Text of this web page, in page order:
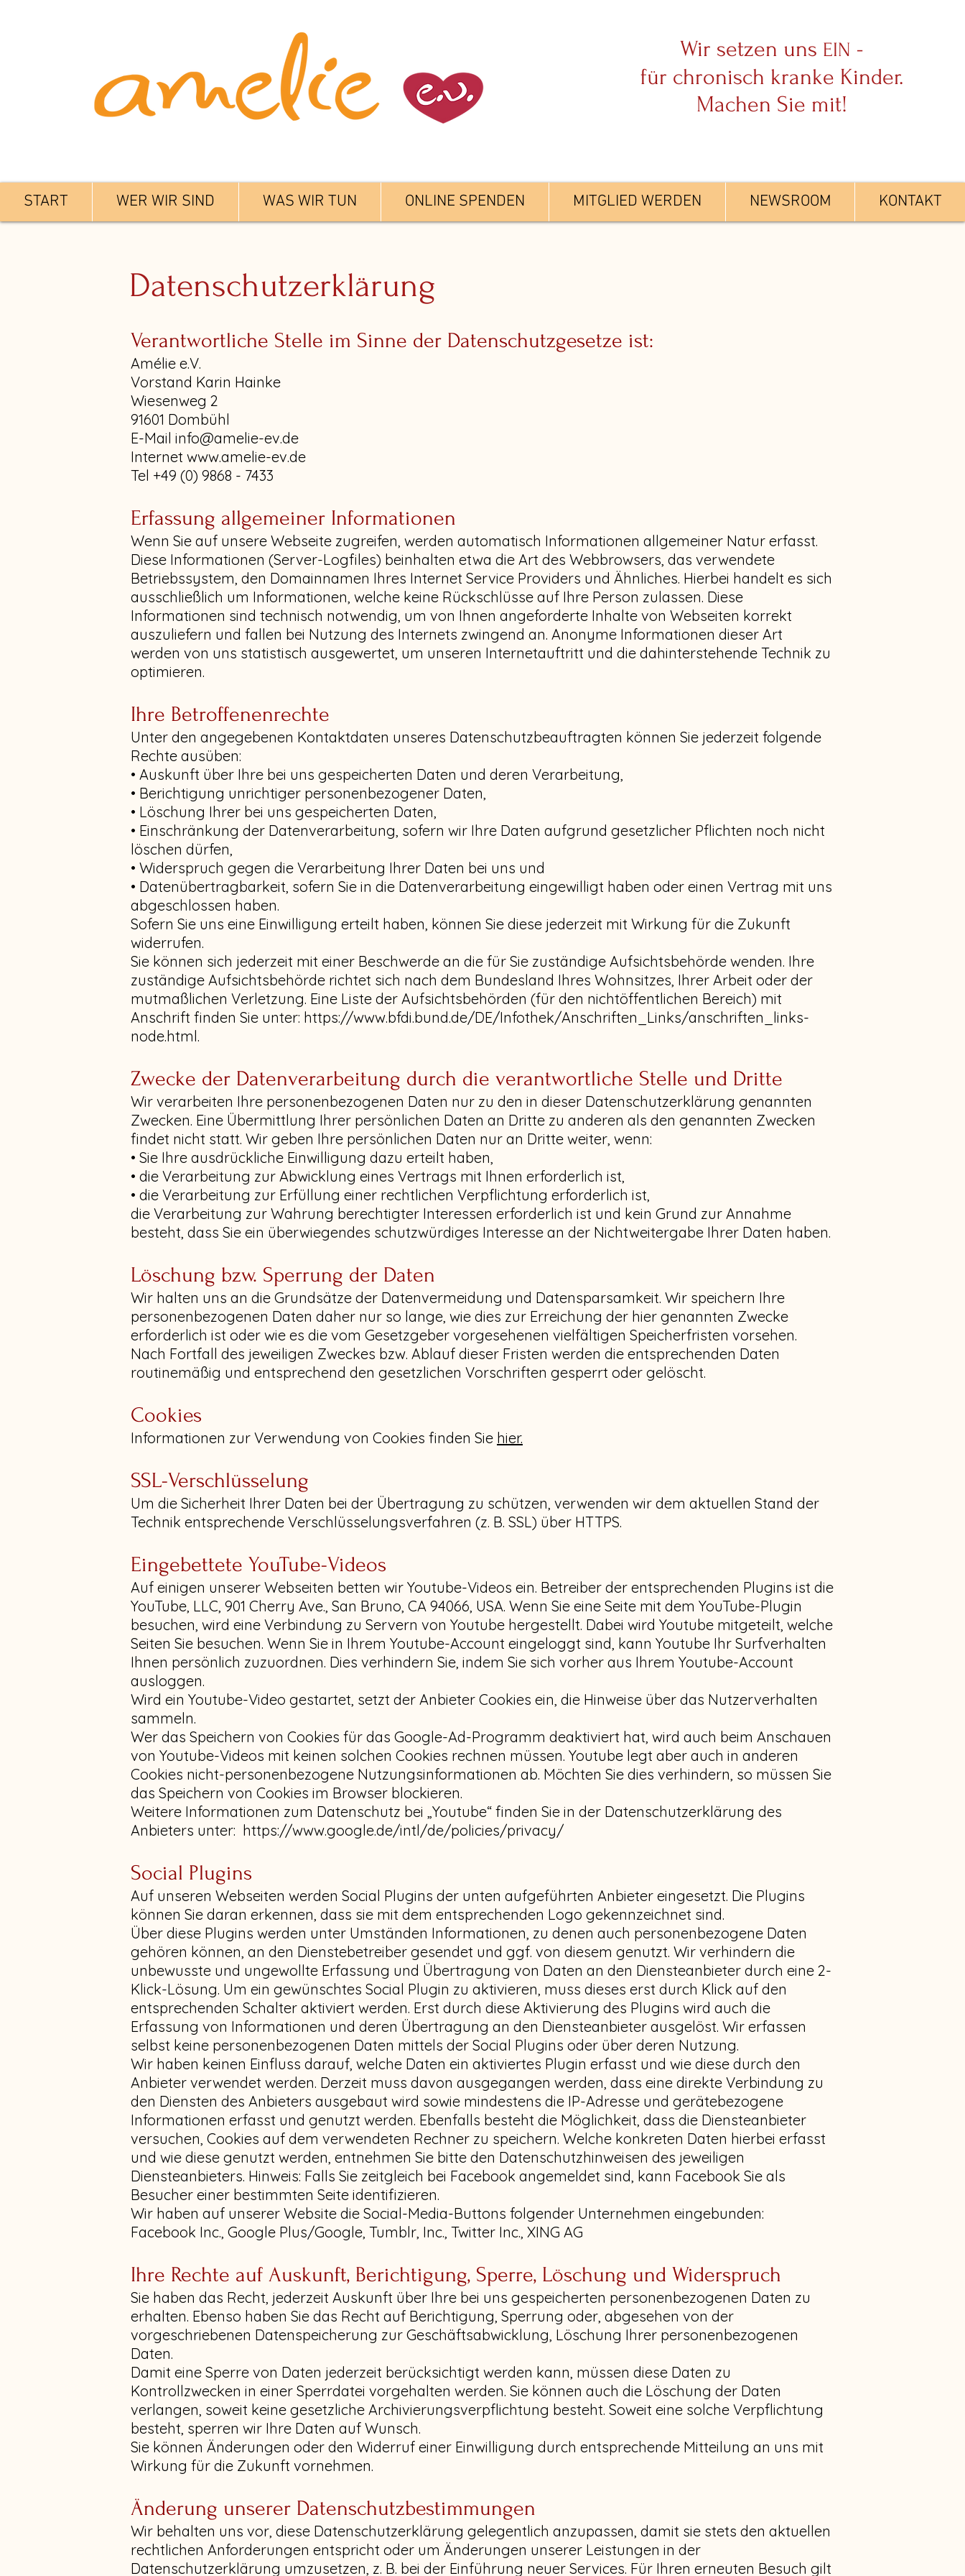
Wir setzen uns EIN -
für chronisch kranke Kinder.
Machen Sie mit!
START WER WIR SIND WAS WIR TUN ONLINE SPENDEN MITGLIED WERDEN NEWSROOM KONTAKT
Datenschutzerklärung
Verantwortliche Stelle im Sinne der Datenschutzgesetze ist:
Amélie e.V.
Vorstand Karin Hainke
Wiesenweg 2
91601 Dombühl
E-Mail info@amelie-ev.de
Internet www.amelie-ev.de
Tel +49 (0) 9868 - 7433
Erfassung allgemeiner Informationen
Wenn Sie auf unsere Webseite zugreifen, werden automatisch Informationen allgemeiner Natur erfasst.
Diese Informationen (Server-Logfiles) beinhalten etwa die Art des Webbrowsers, das verwendete
Betriebssystem, den Domainnamen Ihres Internet Service Providers und Ähnliches. Hierbei handelt es sich
ausschließlich um Informationen, welche keine Rückschlüsse auf Ihre Person zulassen. Diese
Informationen sind technisch notwendig, um von Ihnen angeforderte Inhalte von Webseiten korrekt
auszuliefern und fallen bei Nutzung des Internets zwingend an. Anonyme Informationen dieser Art
werden von uns statistisch ausgewertet, um unseren Internetauftritt und die dahinterstehende Technik zu
optimieren.
Ihre Betroffenenrechte
Unter den angegebenen Kontaktdaten unseres Datenschutzbeauftragten können Sie jederzeit folgende
Rechte ausüben:
• Auskunft über Ihre bei uns gespeicherten Daten und deren Verarbeitung,
• Berichtigung unrichtiger personenbezogener Daten,
• Löschung Ihrer bei uns gespeicherten Daten,
• Einschränkung der Datenverarbeitung, sofern wir Ihre Daten aufgrund gesetzlicher Pflichten noch nicht
löschen dürfen,
• Widerspruch gegen die Verarbeitung Ihrer Daten bei uns und
• Datenübertragbarkeit, sofern Sie in die Datenverarbeitung eingewilligt haben oder einen Vertrag mit uns
abgeschlossen haben.
Sofern Sie uns eine Einwilligung erteilt haben, können Sie diese jederzeit mit Wirkung für die Zukunft
widerrufen.
Sie können sich jederzeit mit einer Beschwerde an die für Sie zuständige Aufsichtsbehörde wenden. Ihre
zuständige Aufsichtsbehörde richtet sich nach dem Bundesland Ihres Wohnsitzes, Ihrer Arbeit oder der
mutmaßlichen Verletzung. Eine Liste der Aufsichtsbehörden (für den nichtöffentlichen Bereich) mit
Anschrift finden Sie unter: https://www.bfdi.bund.de/DE/Infothek/Anschriften_Links/anschriften_links-
node.html.
Zwecke der Datenverarbeitung durch die verantwortliche Stelle und Dritte
Wir verarbeiten Ihre personenbezogenen Daten nur zu den in dieser Datenschutzerklärung genannten
Zwecken. Eine Übermittlung Ihrer persönlichen Daten an Dritte zu anderen als den genannten Zwecken
findet nicht statt. Wir geben Ihre persönlichen Daten nur an Dritte weiter, wenn:
• Sie Ihre ausdrückliche Einwilligung dazu erteilt haben,
• die Verarbeitung zur Abwicklung eines Vertrags mit Ihnen erforderlich ist,
• die Verarbeitung zur Erfüllung einer rechtlichen Verpflichtung erforderlich ist,
die Verarbeitung zur Wahrung berechtigter Interessen erforderlich ist und kein Grund zur Annahme
besteht, dass Sie ein überwiegendes schutzwürdiges Interesse an der Nichtweitergabe Ihrer Daten haben.
Löschung bzw. Sperrung der Daten
Wir halten uns an die Grundsätze der Datenvermeidung und Datensparsamkeit. Wir speichern Ihre
personenbezogenen Daten daher nur so lange, wie dies zur Erreichung der hier genannten Zwecke
erforderlich ist oder wie es die vom Gesetzgeber vorgesehenen vielfältigen Speicherfristen vorsehen.
Nach Fortfall des jeweiligen Zweckes bzw. Ablauf dieser Fristen werden die entsprechenden Daten
routinemäßig und entsprechend den gesetzlichen Vorschriften gesperrt oder gelöscht.
Cookies
Informationen zur Verwendung von Cookies finden Sie hier.
SSL-Verschlüsselung
Um die Sicherheit Ihrer Daten bei der Übertragung zu schützen, verwenden wir dem aktuellen Stand der
Technik entsprechende Verschlüsselungsverfahren (z. B. SSL) über HTTPS.
Eingebettete YouTube-Videos
Auf einigen unserer Webseiten betten wir Youtube-Videos ein. Betreiber der entsprechenden Plugins ist die
YouTube, LLC, 901 Cherry Ave., San Bruno, CA 94066, USA. Wenn Sie eine Seite mit dem YouTube-Plugin
besuchen, wird eine Verbindung zu Servern von Youtube hergestellt. Dabei wird Youtube mitgeteilt, welche
Seiten Sie besuchen. Wenn Sie in Ihrem Youtube-Account eingeloggt sind, kann Youtube Ihr Surfverhalten
Ihnen persönlich zuzuordnen. Dies verhindern Sie, indem Sie sich vorher aus Ihrem Youtube-Account
ausloggen.
Wird ein Youtube-Video gestartet, setzt der Anbieter Cookies ein, die Hinweise über das Nutzerverhalten
sammeln.
Wer das Speichern von Cookies für das Google-Ad-Programm deaktiviert hat, wird auch beim Anschauen
von Youtube-Videos mit keinen solchen Cookies rechnen müssen. Youtube legt aber auch in anderen
Cookies nicht-personenbezogene Nutzungsinformationen ab. Möchten Sie dies verhindern, so müssen Sie
das Speichern von Cookies im Browser blockieren.
Weitere Informationen zum Datenschutz bei „Youtube“ finden Sie in der Datenschutzerklärung des
Anbieters unter: https://www.google.de/intl/de/policies/privacy/
Social Plugins
Auf unseren Webseiten werden Social Plugins der unten aufgeführten Anbieter eingesetzt. Die Plugins
können Sie daran erkennen, dass sie mit dem entsprechenden Logo gekennzeichnet sind.
Über diese Plugins werden unter Umständen Informationen, zu denen auch personenbezogene Daten
gehören können, an den Dienstebetreiber gesendet und ggf. von diesem genutzt. Wir verhindern die
unbewusste und ungewollte Erfassung und Übertragung von Daten an den Diensteanbieter durch eine 2-
Klick-Lösung. Um ein gewünschtes Social Plugin zu aktivieren, muss dieses erst durch Klick auf den
entsprechenden Schalter aktiviert werden. Erst durch diese Aktivierung des Plugins wird auch die
Erfassung von Informationen und deren Übertragung an den Diensteanbieter ausgelöst. Wir erfassen
selbst keine personenbezogenen Daten mittels der Social Plugins oder über deren Nutzung.
Wir haben keinen Einfluss darauf, welche Daten ein aktiviertes Plugin erfasst und wie diese durch den
Anbieter verwendet werden. Derzeit muss davon ausgegangen werden, dass eine direkte Verbindung zu
den Diensten des Anbieters ausgebaut wird sowie mindestens die IP-Adresse und gerätebezogene
Informationen erfasst und genutzt werden. Ebenfalls besteht die Möglichkeit, dass die Diensteanbieter
versuchen, Cookies auf dem verwendeten Rechner zu speichern. Welche konkreten Daten hierbei erfasst
und wie diese genutzt werden, entnehmen Sie bitte den Datenschutzhinweisen des jeweiligen
Diensteanbieters. Hinweis: Falls Sie zeitgleich bei Facebook angemeldet sind, kann Facebook Sie als
Besucher einer bestimmten Seite identifizieren.
Wir haben auf unserer Website die Social-Media-Buttons folgender Unternehmen eingebunden:
Facebook Inc., Google Plus/Google, Tumblr, Inc., Twitter Inc., XING AG
Ihre Rechte auf Auskunft, Berichtigung, Sperre, Löschung und Widerspruch
Sie haben das Recht, jederzeit Auskunft über Ihre bei uns gespeicherten personenbezogenen Daten zu
erhalten. Ebenso haben Sie das Recht auf Berichtigung, Sperrung oder, abgesehen von der
vorgeschriebenen Datenspeicherung zur Geschäftsabwicklung, Löschung Ihrer personenbezogenen
Daten.
Damit eine Sperre von Daten jederzeit berücksichtigt werden kann, müssen diese Daten zu
Kontrollzwecken in einer Sperrdatei vorgehalten werden. Sie können auch die Löschung der Daten
verlangen, soweit keine gesetzliche Archivierungsverpflichtung besteht. Soweit eine solche Verpflichtung
besteht, sperren wir Ihre Daten auf Wunsch.
Sie können Änderungen oder den Widerruf einer Einwilligung durch entsprechende Mitteilung an uns mit
Wirkung für die Zukunft vornehmen.
Änderung unserer Datenschutzbestimmungen
Wir behalten uns vor, diese Datenschutzerklärung gelegentlich anzupassen, damit sie stets den aktuellen
rechtlichen Anforderungen entspricht oder um Änderungen unserer Leistungen in der
Datenschutzerklärung umzusetzen, z. B. bei der Einführung neuer Services. Für Ihren erneuten Besuch gilt